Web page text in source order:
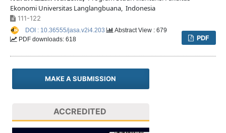
Ekonomi Universitas Langlangbuana, Indonesia
111-122
PDF
DOI : 10.36555/jasa.v2i4.203
Abstract View : 679
PDF downloads: 618
MAKE A SUBMISSION
ACCREDITED